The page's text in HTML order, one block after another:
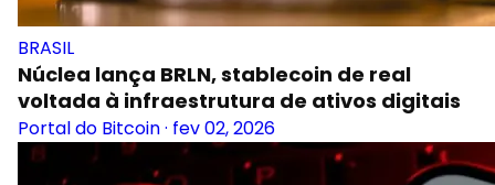
BRASIL
Núclea lança BRLN, stablecoin de real
voltada à infraestrutura de ativos digitais
Portal do Bitcoin· fev 02, 2026